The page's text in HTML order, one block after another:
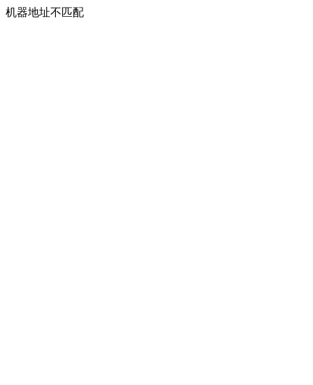
机器地址不匹配